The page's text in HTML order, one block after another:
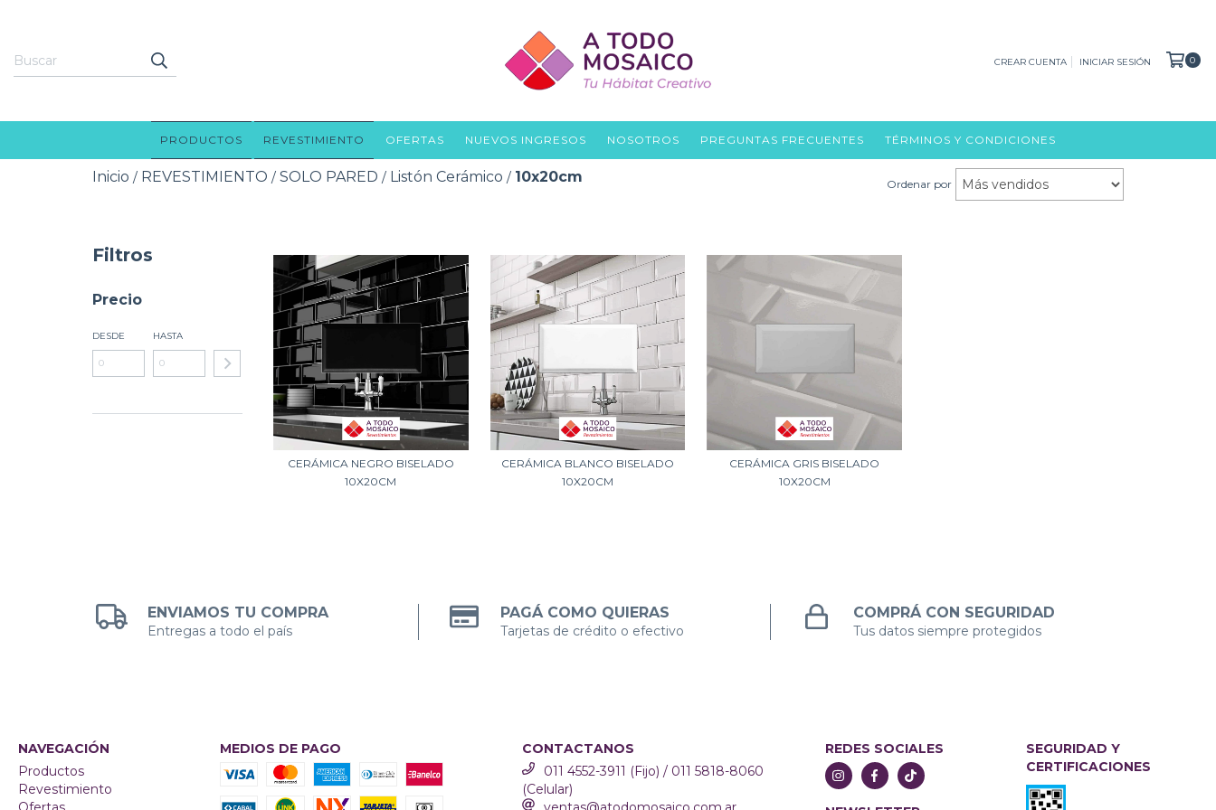
CREAR CUENTA INICIAR SESIÓN 0
PRODUCTOS REVESTIMIENTO OFERTAS NUEVOS INGRESOS NOSOTROS PREGUNTAS FRECUENTES TÉRMINOS Y CONDICIONES
Inicio / REVESTIMIENTO / SOLO PARED / Listón Cerámico / 10x20cm Ordenar por
Filtros
Precio
DESDE HASTA
CERÁMICA NEGRO BISELADO
10X20CM
CERÁMICA BLANCO BISELADO
10X20CM
CERÁMICA GRIS BISELADO
10X20CM
ENVIAMOS TU COMPRA
Entregas a todo el país
PAGÁ COMO QUIERAS
Tarjetas de crédito o efectivo
COMPRÁ CON SEGURIDAD
Tus datos siempre protegidos
NAVEGACIÓN
Productos
Revestimiento
MEDIOS DE PAGO
CONTACTANOS
011 4552-3911 (Fijo) / 011 5818-8060
(Celular)
REDES SOCIALES
SEGURIDAD Y
CERTIFICACIONES